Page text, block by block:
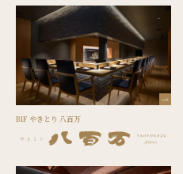
B1F やきとり 八百万